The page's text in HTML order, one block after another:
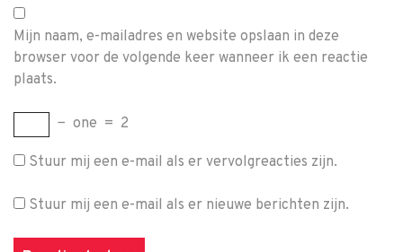
Mijn naam, e-mailadres en website opslaan in deze
browser voor de volgende keer wanneer ik een reactie
plaats.
− one = 2
Stuur mij een e-mail als er vervolgreacties zijn.
Stuur mij een e-mail als er nieuwe berichten zijn.